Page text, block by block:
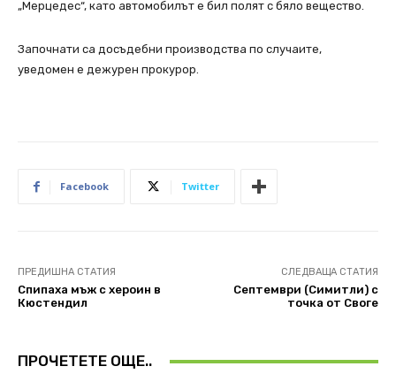
„Мерцедес“, като автомобилът е бил полят с бяло вещество.
Започнати са досъдебни производства по случаите,
уведомен е дежурен прокурор.
Facebook Twitter
ПРЕДИШНА СТАТИЯ
Спипаха мъж с хероин в
Кюстендил
СЛЕДВАЩА СТАТИЯ
Септември (Симитли) с
точка от Своге
ПРОЧЕТЕТЕ ОЩЕ..